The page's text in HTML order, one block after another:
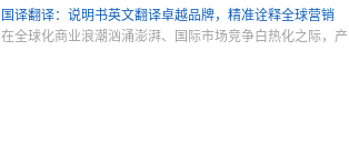
国译翻译：说明书英文翻译卓越品牌，精准诠释全球营销
在全球化商业浪潮汹涌澎湃、国际市场竞争白热化之际，